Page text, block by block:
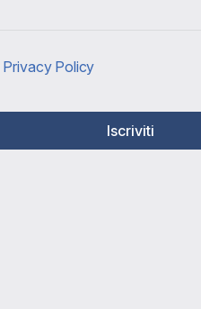
Privacy Policy
Iscriviti